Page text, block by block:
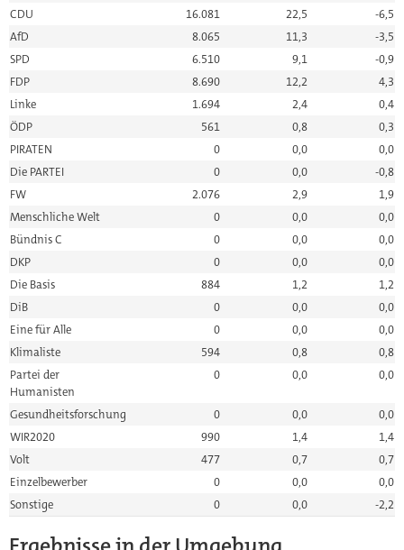
CDU
16.081 22,5
-6,5
AfD
8.065 11,3
-3,5
SPD
6.510 9,1
-0,9
FDP
8.690 12,2
4,3
Linke
1.694 2,4
0,4
ÖDP
561 0,8
0,3
PIRATEN
0 0,0
0,0
Die PARTEI
0 0,0
-0,8
FW
2.076 2,9
1,9
Menschliche Welt
0 0,0
0,0
Bündnis C
0 0,0
0,0
DKP
0 0,0
0,0
Die Basis
884 1,2
1,2
DiB
0 0,0
0,0
Eine für Alle
0 0,0
0,0
Klimaliste
594 0,8
0,8
Partei der
Humanisten
0 0,0 0,0
Gesundheitsforschung 0 0,0
0,0
WIR2020
990 1,4
1,4
Volt
477 0,7
0,7
Einzelbewerber
0 0,0
0,0
Sonstige
0 0,0 -2,2